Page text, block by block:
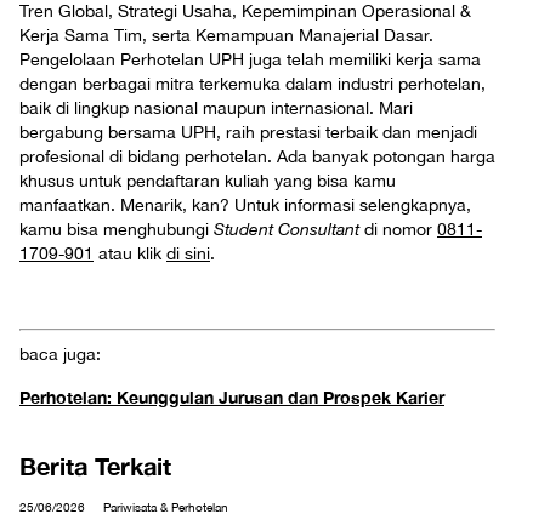
Tren Global, Strategi Usaha, Kepemimpinan Operasional &
Kerja Sama Tim, serta Kemampuan Manajerial Dasar.
Pengelolaan Perhotelan UPH juga telah memiliki kerja sama
dengan berbagai mitra terkemuka dalam industri perhotelan,
baik di lingkup nasional maupun internasional. Mari
bergabung bersama UPH, raih prestasi terbaik dan menjadi
profesional di bidang perhotelan. Ada banyak potongan harga
khusus untuk pendaftaran kuliah yang bisa kamu
manfaatkan. Menarik, kan? Untuk informasi selengkapnya,
kamu bisa menghubungi Student Consultantdi nomor 0811-
1709-901 atau klik di sini.
baca juga:
Perhotelan: Keunggulan Jurusan dan Prospek Karier
Berita Terkait
25/06/2026 Pariwisata & Perhotelan